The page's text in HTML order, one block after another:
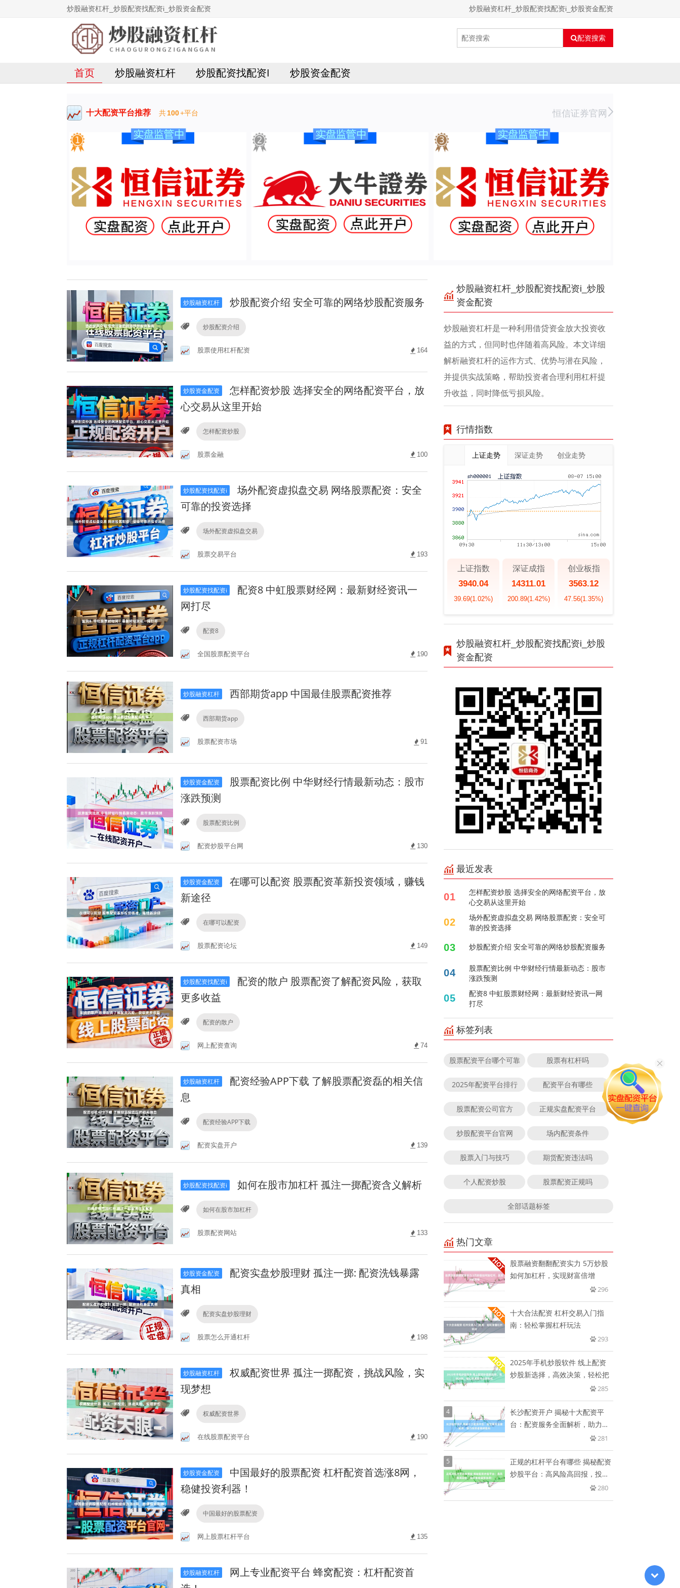
炒股融资杠杆_炒股配资找配资i_炒股资金配资 炒股融资杠杆_炒股配资找配资i_炒股资金配资
配资搜索
首页 炒股融资杠杆 炒股配资找配资I 炒股资金配资
十大配资平台推荐 共100+平台 恒信证券官网
炒股融资杠杆 炒股配资介绍 安全可靠的网络炒股配资服务
炒股配资介绍
股票使用杠杆配资 164
炒股资金配资
怎样配资炒股 选择安全的网络配资平台，放
心交易从这里开始
怎样配资炒股
股票金融 100
炒股配资找配资i
场外配资虚拟盘交易 网络股票配资：安全
可靠的投资选择
场外配资虚拟盘交易
股票交易平台 193
炒股配资找配资i
配资8 中虹股票财经网：最新财经资讯一
网打尽
配资8
全国股票配资平台 190
炒股融资杠杆 西部期货app 中国最佳股票配资推荐
西部期货app
股票配资市场 91
炒股资金配资
股票配资比例 中华财经行情最新动态：股市
涨跌预测
股票配资比例
配资炒股平台网 130
炒股资金配资
在哪可以配资 股票配资革新投资领域，赚钱
新途径
在哪可以配资
股票配资论坛 149
炒股配资找配资i
配资的散户 股票配资了解配资风险，获取
更多收益
配资的散户
网上配资查询 74
炒股融资杠杆
配资经验APP下载 了解股票配资磊的相关信
息
配资经验APP下载
配资实盘开户 139
炒股配资找配资i 如何在股市加杠杆 孤注一掷配资含义解析
如何在股市加杠杆
股票配资网站 133
炒股资金配资
配资实盘炒股理财 孤注一掷: 配资洗钱暴露
真相
配资实盘炒股理财
股票怎么开通杠杆 198
炒股融资杠杆
权威配资世界 孤注一掷配资，挑战风险，实
现梦想
权威配资世界
在线股票配资平台 190
炒股资金配资
中国最好的股票配资 杠杆配资首选涨8网，
稳健投资利器！
中国最好的股票配资
网上股票杠杆平台 135
炒股融资杠杆
网上专业配资平台 蜂窝配资：杠杆配资首
炒股融资杠杆_炒股配资找配资i_炒股
资金配资
炒股融资杠杆是一种利用借贷资金放大投资收
益的方式，但同时也伴随着高风险。本文详细
解析融资杠杆的运作方式、优势与潜在风险，
并提供实战策略，帮助投资者合理利用杠杆提
升收益，同时降低亏损风险。
行情指数
上证走势 深证走势 创业走势
上证指数
3940.04
39.69(1.02%)
深证成指
14311.01
200.89(1.42%)
创业板指
3563.12
47.56(1.35%)
炒股融资杠杆_炒股配资找配资i_炒股
资金配资
最近发表
01
怎样配资炒股 选择安全的网络配资平台，放
心交易从这里开始
02
场外配资虚拟盘交易 网络股票配资：安全可
靠的投资选择
03 炒股配资介绍 安全可靠的网络炒股配资服务
04
股票配资比例 中华财经行情最新动态：股市
涨跌预测
05
配资8 中虹股票财经网：最新财经资讯一网
打尽
标签列表
股票配资平台哪个可靠 股票有杠杆吗
2025年配资平台排行 配资平台有哪些
股票配资公司官方 正规实盘配资平台
炒股配资平台官网 场内配资条件
股票入门与技巧 期货配资违法吗
个人配资炒股 股票配资正规吗
全部话题标签
热门文章
股票融资翻翻配资实力 5万炒股
如何加杠杆，实现财富倍增
296
十大合法配资 杠杆交易入门指
南：轻松掌握杠杆玩法
293
2025年手机炒股软件 线上配资
炒股新选择，高效决策，轻松把
285
4
长沙配资开户 揭秘十大配资平
台：配资服务全面解析，助力投
281
5
正规的杠杆平台有哪些 揭秘配资
炒股平台：高风险高回报，投资
280